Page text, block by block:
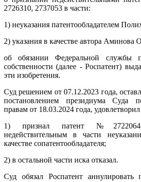
2726310, 2737053 в части:
1) неуказания патентообладателем
2) указания в качестве автора Аминова
об обязании Федеральной службы
собственности (далее - Роспатент)
эти изобретения.
Суд решением от 07.12.2023 года,
постановлением президиума Суда
правам от 18.03.2024 года,
1) признал патент №2722064
недействительным в части
качестве сопатентообладателя;
2) в остальной части иска отказал.
Суд обязал Роспатент